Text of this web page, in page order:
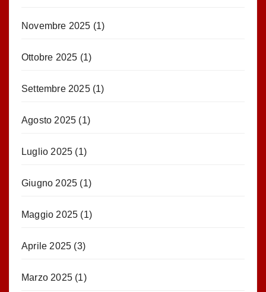
Novembre 2025 (1)
Ottobre 2025 (1)
Settembre 2025(1)
Agosto 2025 (1)
Luglio 2025 (1)
Giugno 2025 (1)
Maggio 2025 (1)
Aprile 2025 (3)
Marzo 2025 (1)